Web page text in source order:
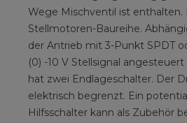
Wege Mischventil ist enthalten.
Stellmotoren-Baureihe.
der Antrieb mit 3-Punkt SPDT
(0) -10 V Stellsignal
hat zwei Endlageschalter. Der
­elektrisch ­begrenzt. Ein
Hilfsschalter kann als Zubehör